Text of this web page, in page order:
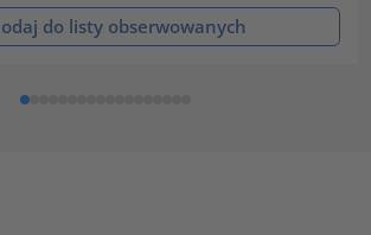
do listy obserwowanych